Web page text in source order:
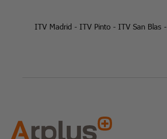
ITV Madrid- ITV Pinto- ITV San Blas-